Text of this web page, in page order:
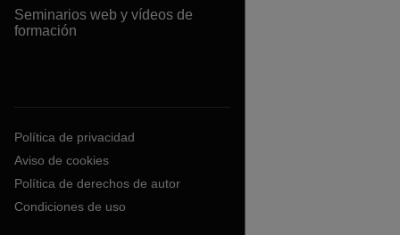
Seminarios web y vídeos de
formación
Política de privacidad
Aviso de cookies
Política de derechos de autor
Condiciones de uso